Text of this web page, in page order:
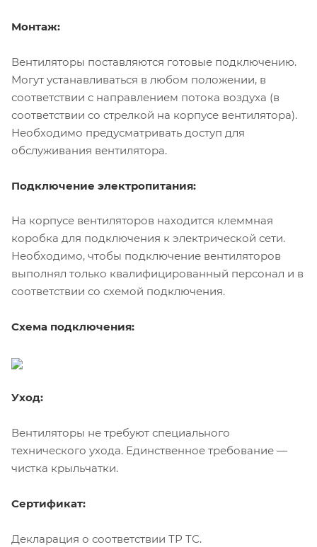
Монтаж:
Вентиляторы поставляются готовые подключению.
Могут устанавливаться в любом положении, в
соответствии с направлением потока воздуха (в
соответствии со стрелкой на корпусе вентилятора).
Необходимо предусматривать доступ для
обслуживания вентилятора.
Подключение электропитания:
На корпусе вентиляторов находится клеммная
коробка для подключения к электрической сети.
Необходимо, чтобы подключение вентиляторов
выполнял только квалифицированный персонал и в
соответствии со схемой подключения.
Схема подключения:
Уход:
Вентиляторы не требуют специального
технического ухода. Единственное требование —
чистка крыльчатки.
Сертификат:
Декларация о соответствии ТР ТС.